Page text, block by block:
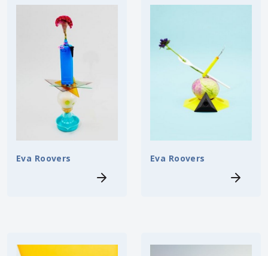
Eva Roovers Eva Roovers